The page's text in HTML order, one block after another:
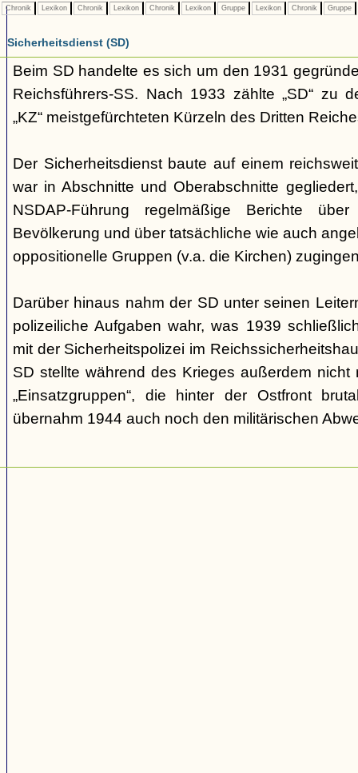
Chronik Lexikon Chronik Lexikon Chronik Lexikon Gruppe Lexikon Chronik Gruppe
Sicherheitsdienst (SD)
Beim SD handelte es sich um den 1931
Reichsführers-SS. Nach 1933 zählte „SD“ zu
„KZ“ meistgefürchteten Kürzeln des Dritten
Der Sicherheitsdienst baute auf einem
war in Abschnitte und Oberabschnitte
NSDAP-Führung regelmäßige Berichte
Bevölkerung und über tatsächliche wie auch
oppositionelle Gruppen (v.a. die Kirchen)
Darüber hinaus nahm der SD unter seinen
polizeiliche Aufgaben wahr, was 1939
mit der Sicherheitspolizei im
SD stellte während des Krieges außerdem
„Einsatzgruppen“, die hinter der Ostfront
übernahm 1944 auch noch den militärischen